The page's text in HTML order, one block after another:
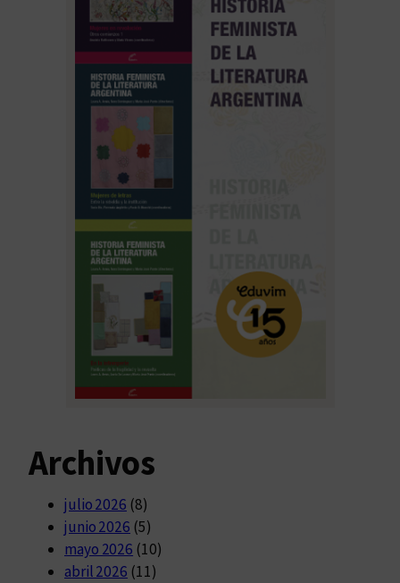
Archivos
julio 2026 (8)
junio 2026 (5)
mayo 2026 (10)
abril 2026 (11)